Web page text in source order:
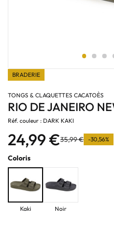
BRADERIE
TONGS & CLAQUETTES CACATOÈS
RIO DE JANEIRO
Réf. couleur : DARK KAKI
24,99 €35,99 € -30,56%
Coloris
Kaki Noir